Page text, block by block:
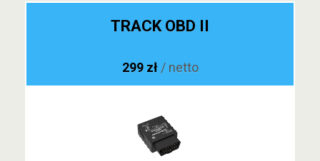
TRACK OBD II
299 zł / netto